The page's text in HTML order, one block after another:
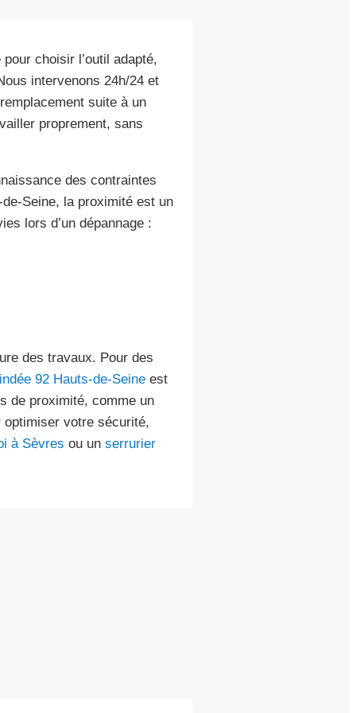
choisir l’outil adapté,
intervenons 24h/24 et
suite à un
proprement, sans
des contraintes
Seine, la proximité est un
lors d’un dépannage :
des travaux. Pour des
92 Hauts-de-Seineest
de proximité, comme un
optimiser votre sécurité,
à Sèvres ou un serrurier